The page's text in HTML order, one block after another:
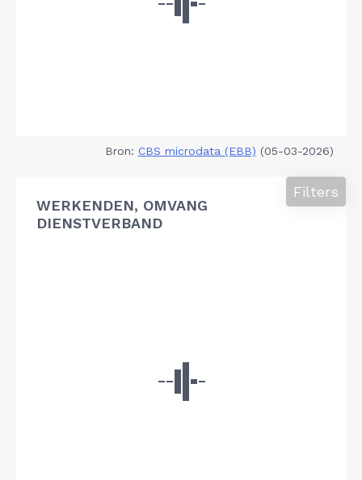
Bron: CBS microdata (EBB) (05-03-2026)
WERKENDEN, OMVANG
DIENSTVERBAND
Filters